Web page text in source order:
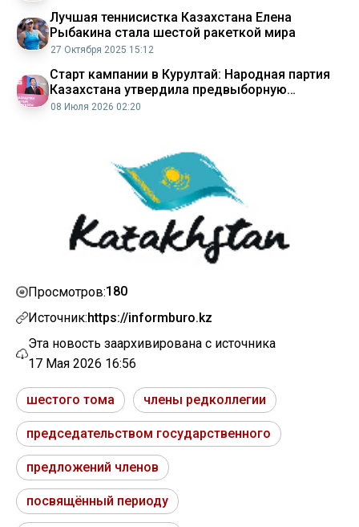
Лучшая теннисистка Казахстана Елена
Рыбакина стала шестой ракеткой мира
27 Октября 2025 15:12
Старт кампании в Курултай: Народная партия
Казахстана утвердила предвыборную
программу и список кандидатов
08 Июля 2026 02:20
Просмотров:180
Источник:https://informburo.kz
Эта новость заархивирована с источника
17 Мая 2026 16:56
шестого тома члены редколлегии
председательством государственного
предложений членов
посвящённый периоду